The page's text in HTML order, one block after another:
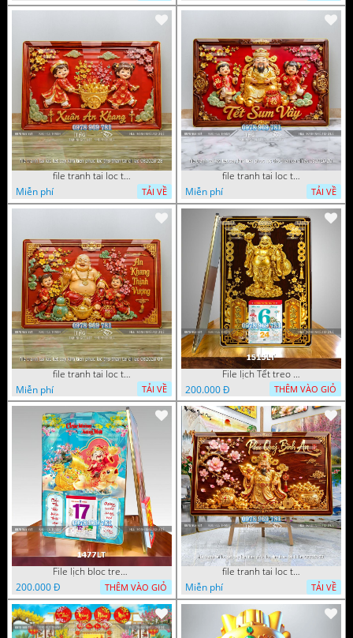
file tranh tai loc tet cay kim tien phuc loc tho than tai di lac 082026 28
Miễn phí
TẢI VỀ
file tranh tai loc tet cay kim tien phuc loc tho than tai di lac 082026 20
Miễn phí
TẢI VỀ
file tranh tai loc tet cay kim tien phuc loc tho than tai di lac 082026 04
Miễn phí
TẢI VỀ
File lịch Tết treo tường di lặc vàng gold 1515LT
200.000 Đ
THÊM VÀO GIỎ
File lịch bloc treo tường thần tài cưỡi cá chép thuận buồm xuôi gió 1477LT
200.000 Đ
THÊM VÀO GIỎ
file tranh tai loc tet cay kim tien phuc loc tho than tai di lac 072026 39
Miễn phí
TẢI VỀ